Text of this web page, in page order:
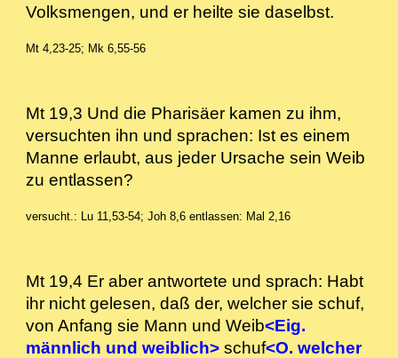
Volksmengen, und er heilte sie daselbst.
Mt 4,23-25; Mk 6,55-56
Mt 19,3 Und die Pharisäer kamen zu ihm,
versuchten ihn und sprachen: Ist es einem
Manne erlaubt, aus jeder Ursache sein Weib
zu entlassen?
versucht.: Lu 11,53-54; Joh 8,6 entlassen: Mal 2,16
Mt 19,4 Er aber antwortete und sprach: Habt
ihr nicht gelesen, daß der, welcher sie schuf,
von Anfang sie Mann und Weib<Eig.
männlich und weiblich> schuf<O. welcher